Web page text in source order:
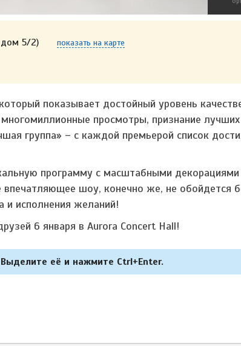
дом 5/2) показать на карте
показывает достойный уровень
просмотры, признание лучших
группа» – с каждой премьерой список
программу с масштабными декорациями
шоу, конечно же, не обойдется
и исполнения желаний!
6 января в Aurora Concert Hall!
её и нажмите Ctrl+Enter.